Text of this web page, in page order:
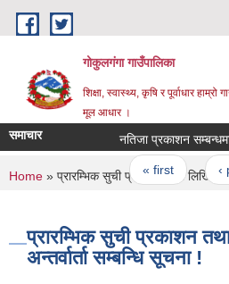
Skip to main content
गोकुलगंगा गाउँपालिका
शिक्षा, स्वास्थ्य, कृषि र पूर्वाधार हाम्रो
मूल आधार ।
समाचार नतिजा प्रकाशन सम्बन्धमा |
Pages
« first ‹
You are here
Home » प्रारम्भिक सुची प्रकाशन तथा लिखित
प्रारम्भिक सुची प्रकाशन तथा
अन्तर्वार्ता सम्बन्धि सूचना !